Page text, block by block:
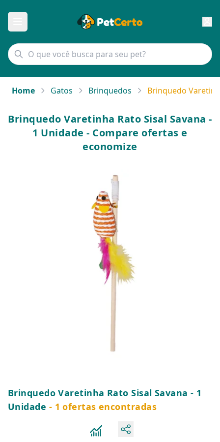
Home Gatos Brinquedos Brinquedo
Brinquedo Varetinha Rato Sisal Savana -
1 Unidade - Compare ofertas e
economize
Brinquedo Varetinha Rato Sisal Savana - 1
Unidade - 1 ofertas encontradas